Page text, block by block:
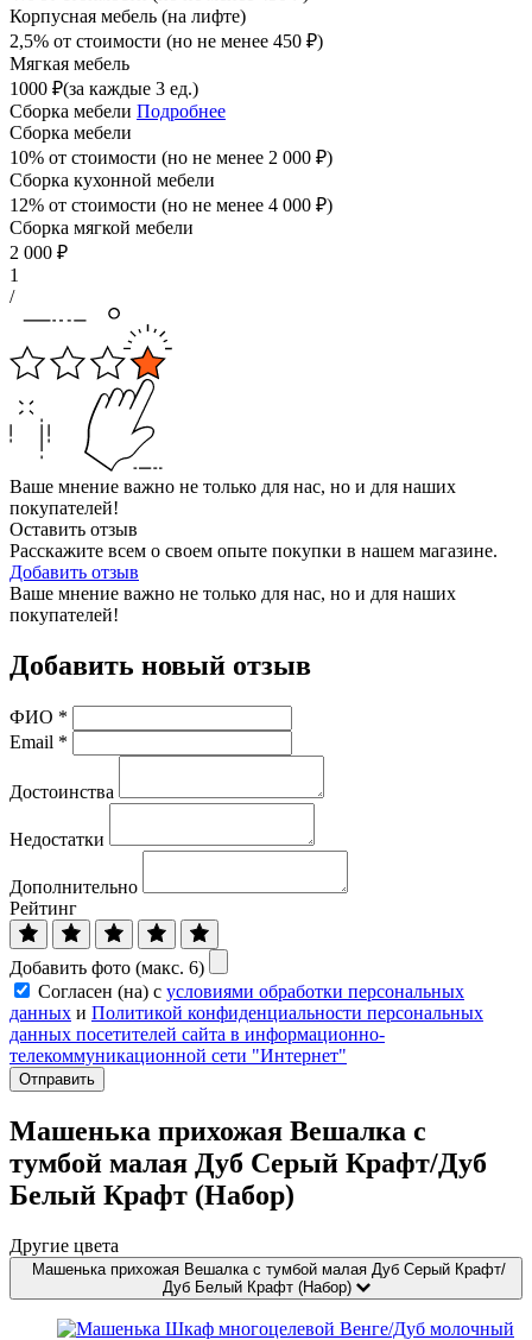
Корпусная мебель (на лифте)
2,5% от стоимости (но не менее 450 ₽)
Мягкая мебель
1000 ₽(за каждые 3 ед.)
Сборка мебели Подробнее
Сборка мебели
10% от стоимости (но не менее 2 000 ₽)
Сборка кухонной мебели
12% от стоимости (но не менее 4 000 ₽)
Сборка мягкой мебели
2 000 ₽
1
/
Ваше мнение важно не только для нас, но и для наших
покупателей!
Оставить отзыв
Расскажите всем о своем опыте покупки в нашем магазине.
Добавить отзыв
Ваше мнение важно не только для нас, но и для наших
покупателей!
Добавить новый отзыв
ФИО *
Email *
Достоинства
Недостатки
Дополнительно
Рейтинг
Добавить фото (макс. 6)
Согласен (на) с условиями обработки персональных
данных и Политикой конфиденциальности персональных
данных посетителей сайта в информационно-
телекоммуникационной сети "Интернет"
Отправить
Машенька прихожая Вешалка с
тумбой малая Дуб Серый Крафт/Дуб
Белый Крафт (Набор)
Другие цвета
Машенька прихожая Вешалка с тумбой малая Дуб Серый Крафт/
Дуб Белый Крафт (Набор)